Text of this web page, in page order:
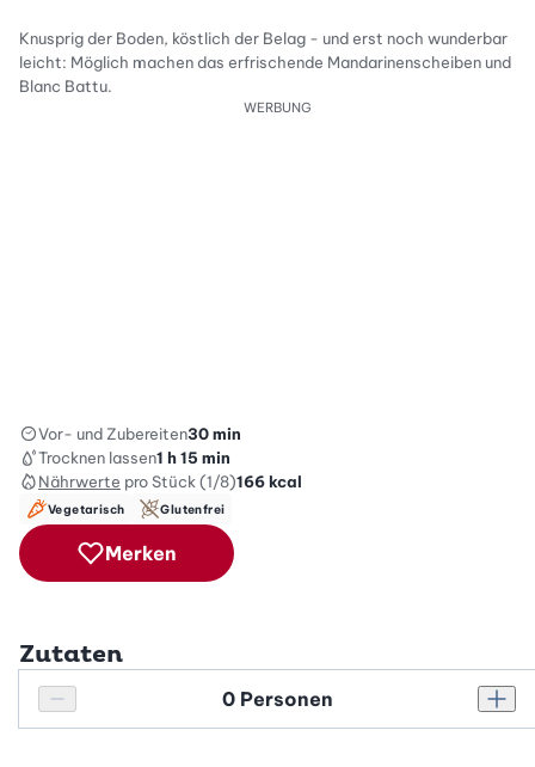
Knusprig der Boden, köstlich der Belag - und erst noch wunderbar
leicht: Möglich machen das erfrischende Mandarinenscheiben und
Blanc Battu.
WERBUNG
Vor- und Zubereiten30 min
Trocknen lassen1 h 15 min
Nährwerte pro Stück (1/8)166kcal
Vegetarisch Glutenfrei
Merken
Zutaten
Personenanzahl verringern
Personenanzahl